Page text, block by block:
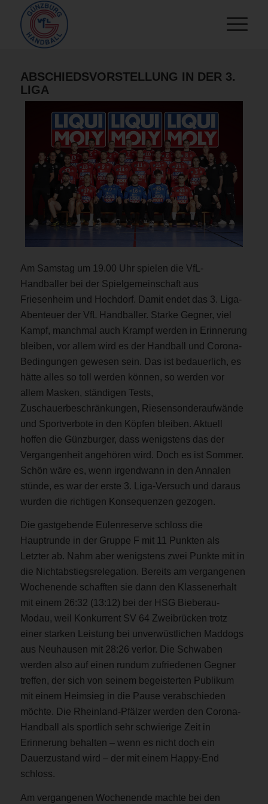
ABSCHIEDSVORSTELLUNG IN DER 3.
LIGA
Am Samstag um 19.00 Uhr spielen die VfL-
Handballer bei der Spielgemeinschaft aus
Friesenheim und Hochdorf. Damit endet das 3. Liga-
Abenteuer der VfL Handballer. Starke Gegner, viel
Kampf, manchmal auch Krampf werden in Erinnerung
bleiben, vor allem wird es der Handball und Corona-
Bedingungen gewesen sein. Das ist bedauerlich, es
hätte alles so toll werden können, so werden vor
allem Masken, ständigen Tests,
Zuschauerbeschränkungen, Riesensonderaufwände
und Sportverbote in den Köpfen bleiben. Aktuell
hoffen die Günzburger, dass wenigstens das der
Vergangenheit angehören wird. Doch es ist Sommer.
Schön wäre es, wenn irgendwann in den Annalen
stünde, es war der erste 3. Liga-Versuch und daraus
wurden die richtigen Konsequenzen gezogen.
Die gastgebende Eulenreserve schloss die
Hauptrunde in der Gruppe F mit 11 Punkten als
Letzter ab. Nahm aber wenigstens zwei Punkte mit in
die Nichtabstiegsrelegation. Bereits am vergangenen
Wochenende schafften sie dann den Klassenerhalt
mit einem 26:32 (13:12) bei der HSG Bieberau-
Modau, weil Konkurrent SV 64 Zweibrücken trotz
einer starken Leistung bei unverwüstlichen Maddogs
aus Neuhausen mit 28:26 verlor. Die Schwaben
werden also auf einen rundum zufriedenen Gegner
treffen, der sich von seinem begeisterten Publikum
mit einem Heimsieg in die Pause verabschieden
möchte. Die Rheinland-Pfälzer werden den Corona-
Handball als sportlich sehr schwierige Zeit in
Erinnerung behalten – wenn es nicht doch ein
Dauerzustand wird – der mit einem Happy-End
schloss.
Am vergangenen Wochenende machte bei den